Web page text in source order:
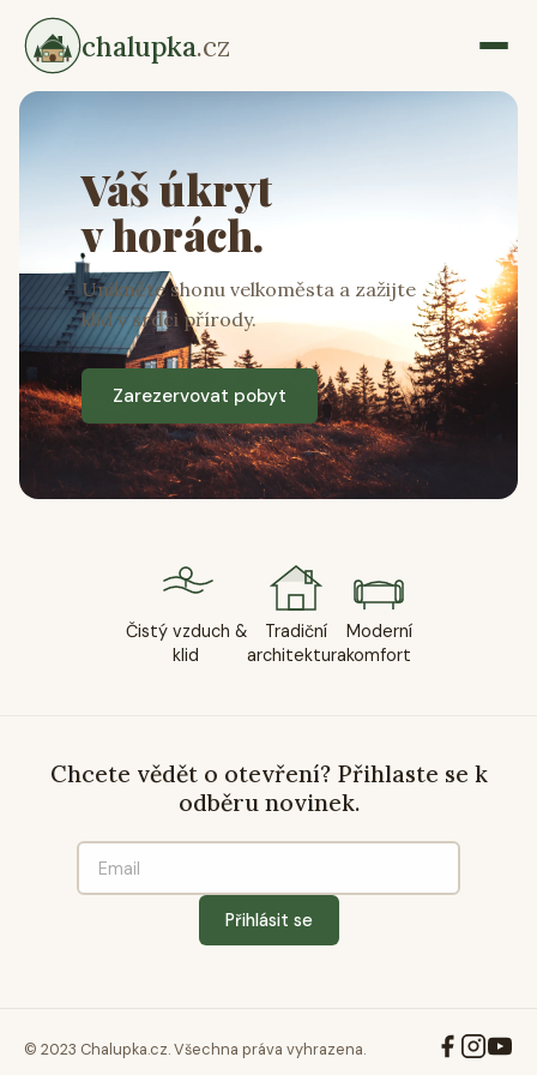
chalupka.cz
Váš úkryt
v horách.
Unikněte shonu velkoměsta a zažijte
klid v srdci přírody.
Zarezervovat pobyt
Čistý vzduch &
klid
Tradiční
architektura
Moderní
komfort
Chcete vědět o otevření? Přihlaste se k
odběru novinek.
Přihlásit se
© 2023 Chalupka.cz. Všechna práva vyhrazena.